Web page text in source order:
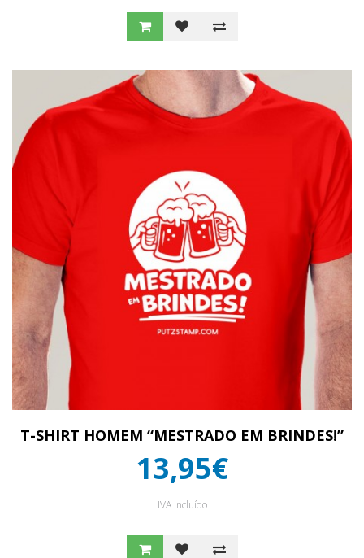
T-SHIRT HOMEM “MESTRADO EM BRINDES!”
13,95€
IVA Incluído